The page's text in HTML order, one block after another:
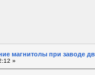
магнитолы при заводе
»